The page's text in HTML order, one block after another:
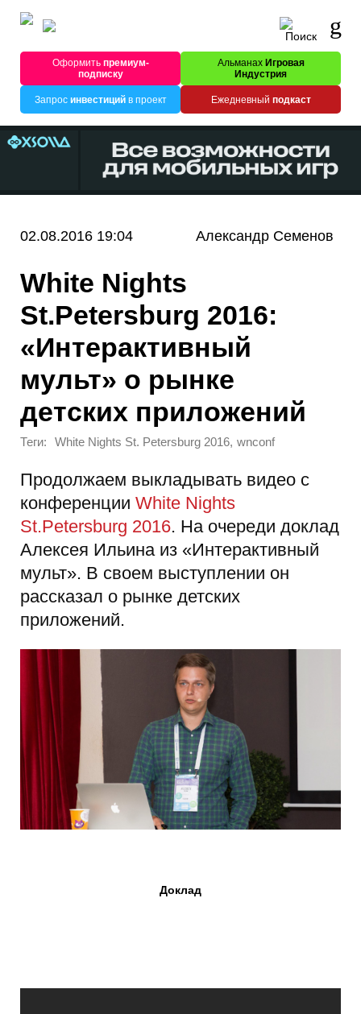
Оформитьпремиум-
подписку
Альманах Игровая
Индустрия
Запрос инвестицийв проект Ежедневный подкаст
02.08.2016 19:04 Александр Семенов
White Nights
St.Petersburg 2016:
«Интерактивный
мульт» о рынке
детских приложений
Теги: White Nights St. Petersburg 2016, wnconf
Продолжаем выкладывать видео с
конференции White Nights
St.Petersburg 2016. На очереди доклад
Алексея Ильина из «Интерактивный
мульт». В своем выступлении он
рассказал о рынке детских
приложений.
Доклад